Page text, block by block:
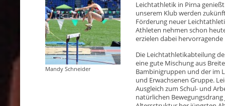
Leichtathletik in Pirna
unserem Klub werden
Förderung neuer
Athleten nehmen schon
erzielen dabei hervorragende
Die Leichtathletikabteilung
eine gute Mischung aus
Bambinigruppen und der im
und Erwachsenen Gruppe.
Ausgleich zum Schul- und
natürlichen
Mandy Schneider